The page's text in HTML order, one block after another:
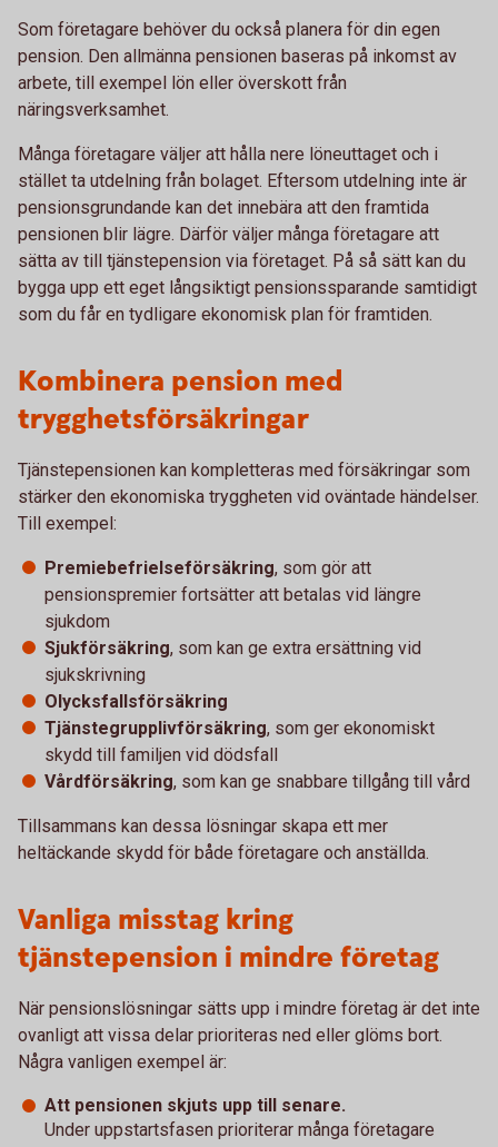
Som företagare behöver du också planera för din egen
pension. Den allmänna pensionen baseras på inkomst av
arbete, till exempel lön eller överskott från
näringsverksamhet.
Många företagare väljer att hålla nere löneuttaget och i
stället ta utdelning från bolaget. Eftersom utdelning inte är
pensionsgrundande kan det innebära att den framtida
pensionen blir lägre. Därför väljer många företagare att
sätta av till tjänstepension via företaget. På så sätt kan du
bygga upp ett eget långsiktigt pensionssparande samtidigt
som du får en tydligare ekonomisk plan för framtiden.
Kombinera pension med
trygghetsförsäkringar
Tjänstepensionen kan kompletteras med försäkringar som
stärker den ekonomiska tryggheten vid oväntade händelser.
Till exempel:
Premiebefrielseförsäkring, som gör att
pensionspremier fortsätter att betalas vid längre
sjukdom
Sjukförsäkring, som kan ge extra ersättning vid
sjukskrivning
Olycksfallsförsäkring
Tjänstegrupplivförsäkring, som ger ekonomiskt
skydd till familjen vid dödsfall
Vårdförsäkring, som kan ge snabbare tillgång till vård
Tillsammans kan dessa lösningar skapa ett mer
heltäckande skydd för både företagare och anställda.
Vanliga misstag kring
tjänstepension i mindre företag
När pensionslösningar sätts upp i mindre företag är det inte
ovanligt att vissa delar prioriteras ned eller glöms bort.
Några vanligen exempel är:
Att pensionen skjuts upp till senare.
Under uppstartsfasen prioriterar många företagare